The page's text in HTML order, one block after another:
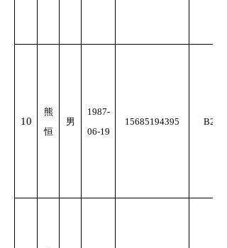
10
熊
恒
男
1987-
06-19
15685194395 B2